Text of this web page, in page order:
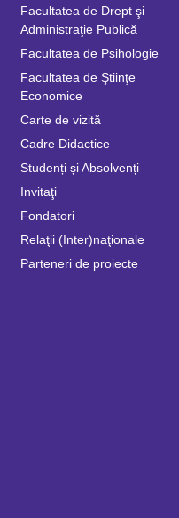
Facultatea de Drept şi
Administraţie Publică
Facultatea de Psihologie
Facultatea de Ştiinţe
Economice
Carte de vizită
Cadre Didactice
Studenți și Absolvenți
Invitaţi
Fondatori
Relaţii (Inter)naţionale
Parteneri de proiecte